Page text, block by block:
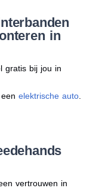
in
gratis bij jou in
elektrische auto.
vertrouwen in